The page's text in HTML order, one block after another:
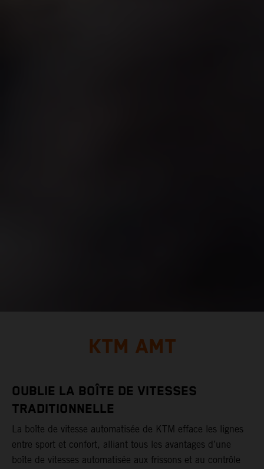
KTM AMT
OUBLIE LA BOÎTE DE VITESSES
TRADITIONNELLE
La boîte de vitesse automatisée de KTM efface les lignes
entre sport et confort, alliant tous les avantages d’une
boîte de vitesses automatisée aux frissons et au contrôle